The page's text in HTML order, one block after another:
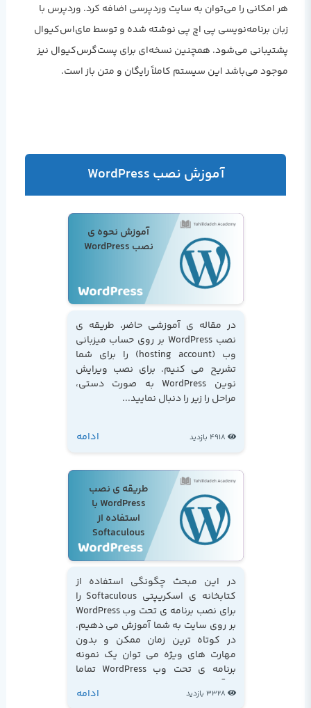
هر امکانی را می‌توان به سایت وردپرسی اضافه کرد. وردپرس با
زبان برنامه‌نویسی پی اچ پی نوشته شده و توسط مای‌اس‌کیوال
پشتیبانی می‌شود. همچنین نسخه‌ای برای پست‌گرس‌کیوال نیز
موجود می‌باشد این سیستم کاملاً رایگان و متن باز است.
آموزش نصب WordPress
آموزش نحوه ی
نصب WordPress
در مقاله ی آموزشی حاضر، طریقه ی
نصب WordPress بر روی حساب میزبانی
وب (hosting account) را برای شما
تشریح می کنیم. برای نصب ویرایش
نوین WordPress به صورت دستی،
مراحل را زیر را دنبال نمایید...
4918 بازدید ادامه
طریقه ی نصب
WordPress با
استفاده از
Softaculous
در این مبحث چگونگی استفاده از
کتابخانه ی اسکریپتی Softaculous را
برای نصب برنامه ی تحت وب WordPress
بر روی سایت به شما آموزش می دهیم.
در کوتاه ترین زمان ممکن و بدون
مهارت های ویژه می توان یک نمونه
برنامه ی تحت وب WordPress تماما
کارآمد را در حساب میزبانی وب نصب
کرد...3328 بازدید ادامه